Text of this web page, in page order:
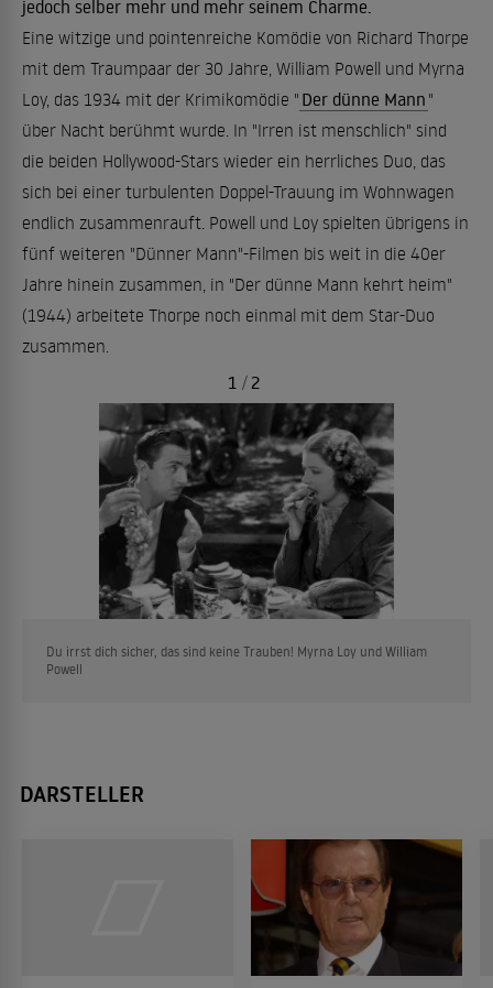
jedoch selber mehr und mehr seinem Charme.
Eine witzige und pointenreiche Komödie von Richard Thorpe
mit dem Traumpaar der 30 Jahre, William Powell und Myrna
Loy, das 1934 mit der Krimikomödie " Der dünne Mann "
über Nacht berühmt wurde. In "Irren ist menschlich" sind
die beiden Hollywood-Stars wieder ein herrliches Duo, das
sich bei einer turbulenten Doppel-Trauung im Wohnwagen
endlich zusammenrauft. Powell und Loy spielten übrigens in
fünf weiteren "Dünner Mann"-Filmen bis weit in die 40er
Jahre hinein zusammen, in "Der dünne Mann kehrt heim"
(1944) arbeitete Thorpe noch einmal mit dem Star-Duo
zusammen.
Du irrst dich sicher, das sind keine Trauben! Myrna Loy und William
Powell
1 / 2
DARSTELLER